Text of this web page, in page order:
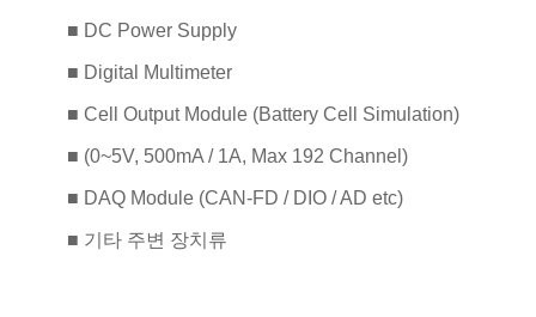
■ DC Power Supply
■ Digital Multimeter
■ Cell Output Module (Battery Cell Simulation)
■ (0~5V, 500mA / 1A, Max 192 Channel)
■ DAQ Module (CAN-FD / DIO / AD etc)
■ 기타 주변 장치류